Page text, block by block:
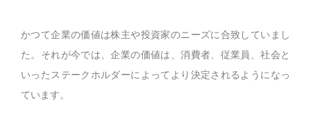
かつて企業の価値は株主や投資家のニーズに合致していまし
た。それが今では、企業の価値は、消費者、従業員、社会と
いったステークホルダーによってより決定されるようになっ
ています。